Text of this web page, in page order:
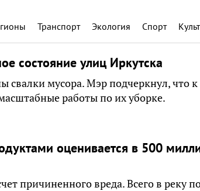
Транспорт Экология Спорт
состояние улиц Иркутска
свалки мусора. Мэр подчеркнул, что к
работы по их уборке.
оценивается в 500
причиненного вреда. Всего в реку